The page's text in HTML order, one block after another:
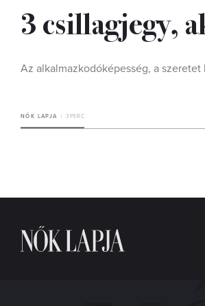
3 csillagjegy,
Az alkalmazkodóképesség, a
NŐK LAPJA 3 PERC